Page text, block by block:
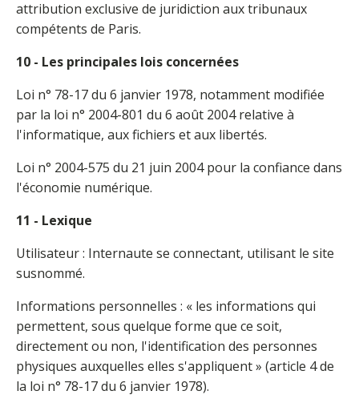
attribution exclusive de juridiction aux tribunaux
compétents de Paris.
10 - Les principales lois concernées
Loi n° 78-17 du 6 janvier 1978, notamment modifiée
par la loi n° 2004-801 du 6 août 2004 relative à
l'informatique, aux fichiers et aux libertés.
Loi n° 2004-575 du 21 juin 2004 pour la confiance dans
l'économie numérique.
11 - Lexique
Utilisateur : Internaute se connectant, utilisant le site
susnommé.
Informations personnelles : « les informations qui
permettent, sous quelque forme que ce soit,
directement ou non, l'identification des personnes
physiques auxquelles elles s'appliquent » (article 4 de
la loi n° 78-17 du 6 janvier 1978).